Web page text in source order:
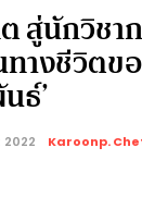
สู่นักวิชา
ทางชีวิตข
ธ์’
Karoonp.